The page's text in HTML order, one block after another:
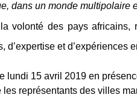
dans un monde multipolaire
volonté des pays
d’expertise et
lundi 15 avril 2019 en
représentants des villes